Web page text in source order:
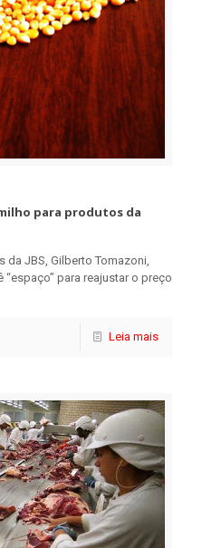
para produtos da
JBS, Gilberto Tomazoni,
“espaço” para reajustar o preço
Leia mais